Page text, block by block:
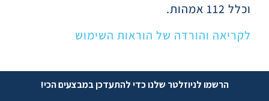
וכלל 112 אמהות.
לקריאה והורדה של הוראות השימוש
הרשמו לניוזלטר שלנו כדי להתעדכן במבצעים הכי!